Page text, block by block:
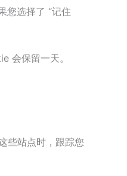
您选择了 “记住
会保留一天。
些站点时，跟踪您